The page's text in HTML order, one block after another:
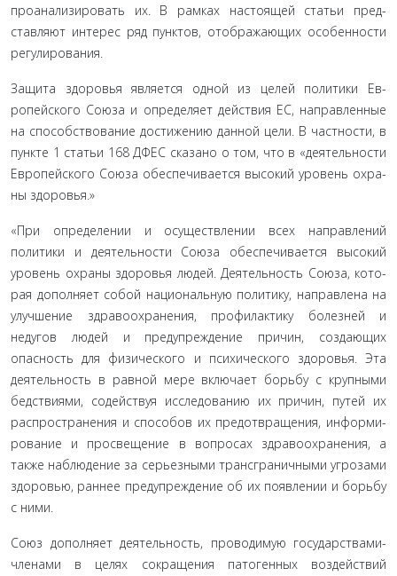
проанализировать их. В рамках настоящей статьи пред­
ставляют интерес ряд пунктов, отображающих особенности
регулирования.
Защита здоровья является одной из целей политики Ев­
ропейского Союза и определяет действия ЕС, направленные
на способствование достижению данной цели. В частности, в
пункте 1 статьи 168 ДФЕС сказано о том, что в «деятельности
Европейского Союза обеспечивается высокий уровень охра­
ны здоровья.»
«При определении и осуществлении всех направлений
политики и деятельности Союза обеспечивается высокий
уровень охраны здоровья людей. Деятельность Союза, кото­
рая дополняет собой национальную политику, направлена на
улучшение здравоохранения, профилактику болезней и
недугов людей и предупреждение причин, создающих
опасность для физического и психического здоровья. Эта
деятельность в равной мере включает борьбу с крупными
бедствиями, содействуя исследованию их причин, путей их
распространения и способов их предотвращения, информи­
рование и просвещение в вопросах здравоохранения, а
также наблюдение за серьезными трансграничными угрозами
здо­ровью, раннее предупреждение об их появлении и борьбу
с ними.
Союз дополняет деятельность, проводимую государ­ствами-
членами в целях сокращения патогенных воздей­ствий